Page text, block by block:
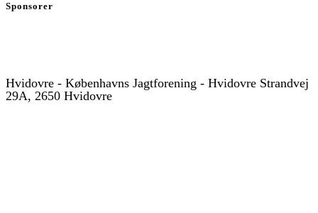
Sponsorer
Hvidovre - Københavns Jagtforening - Hvidovre Strandvej
29A, 2650 Hvidovre